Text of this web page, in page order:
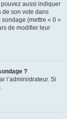
aussi indiquer
de son vote dans
(mettre « 0 »
de modifier leur
?
l’administrateur. Si